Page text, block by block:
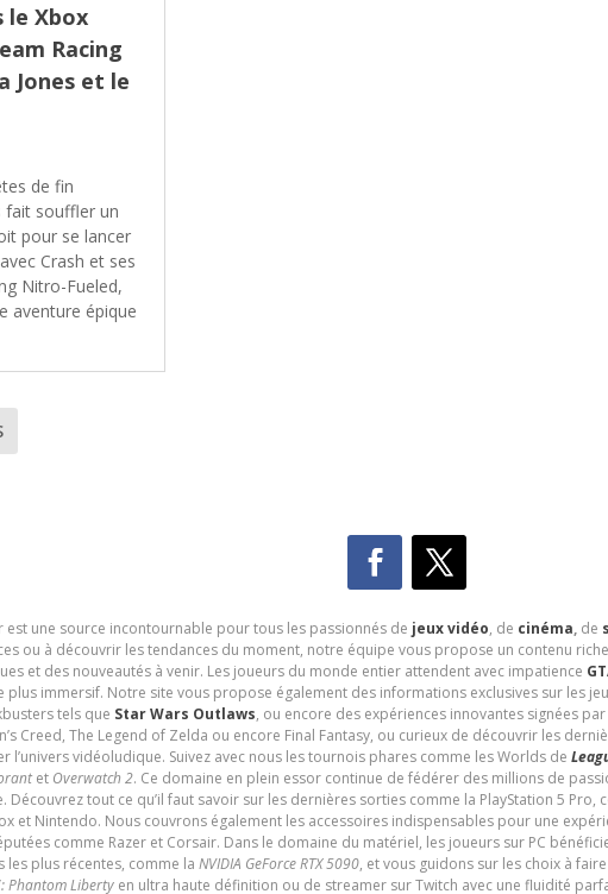
le Xbox
Racing
Jones et le
de fin
fait souffler un
pour se lancer
Crash et ses
Nitro-Fueled,
aventure épique
est une source incontournable pour tous les passionnés de jeux vidéo, de cinéma,de
ou à découvrir les tendances du moment, notre équipe vous propose un contenu
et des nouveautés à venir. Les joueurs du monde entier attendent avec impatience
plus immersif. Notre site vous propose également des informations exclusives sur les
tels que Star Wars Outlaws, ou encore des expériences innovantes signées
Creed, The Legend of Zelda ou encore Final Fantasy, ou curieux de découvrir les
l’univers vidéoludique. Suivez avec nous les tournois phares comme les Worlds de
et Overwatch 2. Ce domaine en plein essor continue de fédérer des millions de
tout ce qu’il faut savoir sur les dernières sorties comme la PlayStation 5
et Nintendo. Nous couvrons également les accessoires indispensables pour une
comme Razer et Corsair. Dans le domaine du matériel, les joueurs sur PC
plus récentes, comme la NVIDIA GeForce RTX 5090, et vous guidons sur les choix à
Phantom Libertyen ultra haute définition ou de streamer sur Twitch avec une fluidité